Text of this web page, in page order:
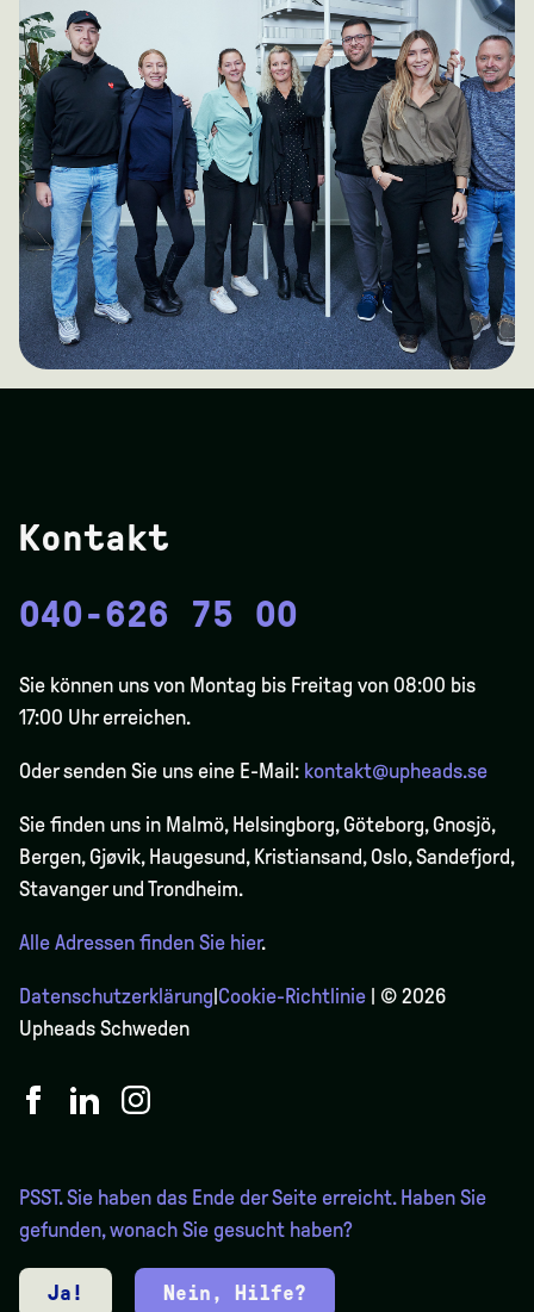
Kontakt
040-626 75 00
Sie können uns von Montag bis Freitag von 08:00 bis
17:00 Uhr erreichen.
Oder senden Sie uns eine E-Mail: kontakt@upheads.se
Sie finden uns in Malmö, Helsingborg, Göteborg, Gnosjö,
Bergen,Gjøvik, Haugesund, Kristiansand, Oslo, Sandefjord,
Stavanger und Trondheim.
Alle Adressen finden Sie hier.
Datenschutzerklärung Cookie-Richtlinie | © 2026
Upheads Schweden
PSST. Sie haben das Ende der Seite erreicht. Haben Sie
gefunden, wonach Sie gesucht haben?
Ja! Nein, Hilfe?